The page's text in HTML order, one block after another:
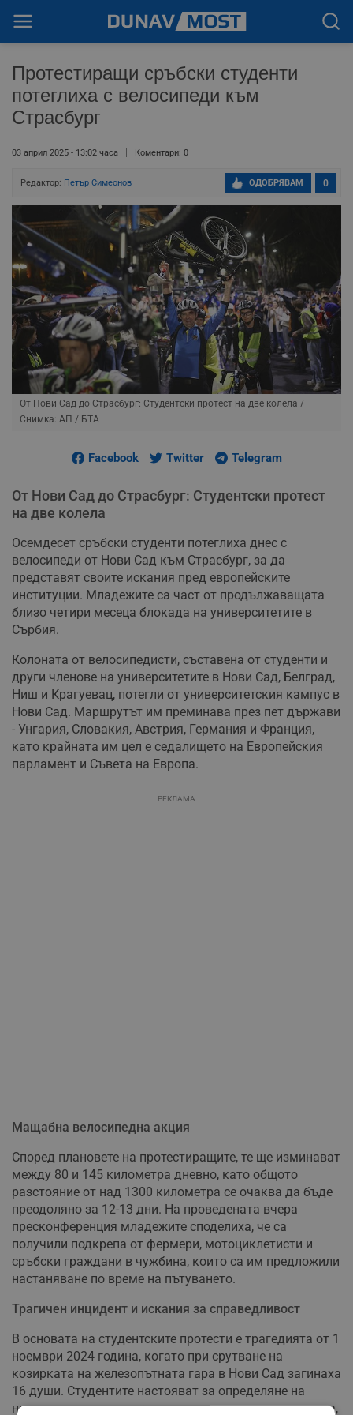
Протестиращи сръбски студенти
потеглиха с велосипеди към
Страсбург
03 април 2025 - 13:02 часа Коментари: 0
Редактор: Петър Симеонов 0
ОДОБРЯВАМ
От Нови Сад до Страсбург: Студентски протест на две колела /
Снимка: АП / БТА
Facebook Twitter Telegram
От Нови Сад до Страсбург: Студентски протест
на две колела
Осемдесет сръбски студенти потеглиха днес с
велосипеди от Нови Сад към Страсбург, за да
представят своите искания пред европейските
институции. Младежите са част от продължаващата
близо четири месеца блокада на университетите в
Сърбия.
Колоната от велосипедисти, съставена от студенти и
други членове на университетите в Нови Сад, Белград,
Ниш и Крагуевац, потегли от университетския кампус в
Нови Сад. Маршрутът им преминава през пет държави
- Унгария, Словакия, Австрия, Германия и Франция,
като крайната им цел е седалището на Европейския
парламент и Съвета на Европа.
РЕКЛАМА
Мащабна велосипедна акция
Според плановете на протестиращите, те ще изминават
между 80 и 145 километра дневно, като общото
разстояние от над 1300 километра се очаква да бъде
преодоляно за 12-13 дни. На проведената вчера
пресконференция младежите споделиха, че са
получили подкрепа от фермери, мотоциклетисти и
сръбски граждани в чужбина, които са им предложили
настаняване по време на пътуването.
Трагичен инцидент и искания за справедливост
В основата на студентските протести е трагедията от 1
ноември 2024 година, когато при срутване на
козирката на железопътната гара в Нови Сад загинаха
16 души. Студентите настояват за определяне на
наказателна и политическа отговорност за инцидента,